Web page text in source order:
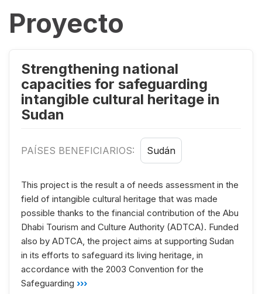
Proyecto
Strengthening national
capacities for safeguarding
intangible cultural heritage in
Sudan
PAÍSES BENEFICIARIOS: Sudán
This project is the result a of needs assessment in the
field of intangible cultural heritage that was made
possible thanks to the financial contribution of the Abu
Dhabi Tourism and Culture Authority (ADTCA). Funded
also by ADTCA, the project aims at supporting Sudan
in its efforts to safeguard its living heritage, in
accordance with the 2003 Convention for the
Safeguarding ›››